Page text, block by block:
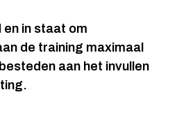
in staat om
de training maximaal
aan het invullen